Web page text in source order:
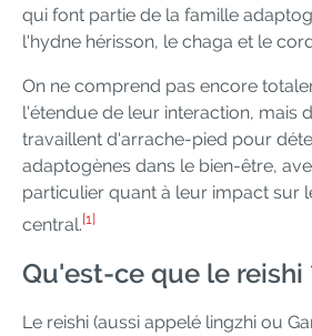
qui font partie de la famille
l'hydne hérisson, le chaga et le
On ne comprend pas encore
l'étendue de leur interaction, mais
travaillent d'arrache-pied pour
adaptogènes dans le bien-être,
particulier quant à leur impact sur
central.[1]
Qu'est-ce que le reishi
Le reishi (aussi appelé lingzhi ou